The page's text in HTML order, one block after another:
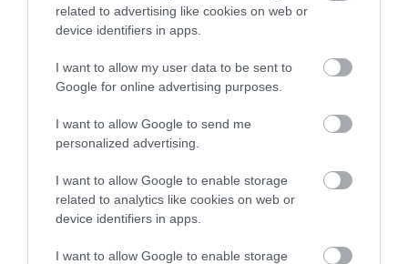
related to advertising like cookies on web or
device identifiers in apps.
I want to allow my user data to be sent to
Google for online advertising purposes.
I want to allow Google to send me
personalized advertising.
I want to allow Google to enable storage
related to analytics like cookies on web or
device identifiers in apps.
I want to allow Google to enable storage